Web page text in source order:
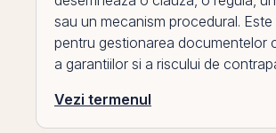
sau un mecanism procedural.
pentru gestionarea documentelor
a garantiilor si a riscului de
Vezi termenul